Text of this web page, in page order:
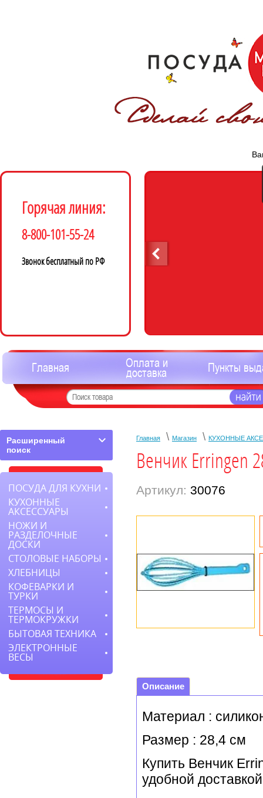
Горячая линия:
8-800-101-55-24
Звонок бесплатный по РФ
Главная Оплата и
доставка Пункты
Главная \ Магазин \ КУХОННЫЕ
Венчик Erringen
Артикул: 30076
Описание
Материал :
Размер : 28,4 см
Купить Венчик
удобной
Расширенный
поиск
ПОСУДА ДЛЯ КУХНИ
КУХОННЫЕ
АКСЕССУАРЫ
НОЖИ И
РАЗДЕЛОЧНЫЕ
ДОСКИ
СТОЛОВЫЕ НАБОРЫ
ХЛЕБНИЦЫ
КОФЕВАРКИ И
ТУРКИ
ТЕРМОСЫ И
ТЕРМОКРУЖКИ
БЫТОВАЯ ТЕХНИКА
ЭЛЕКТРОННЫЕ
ВЕСЫ